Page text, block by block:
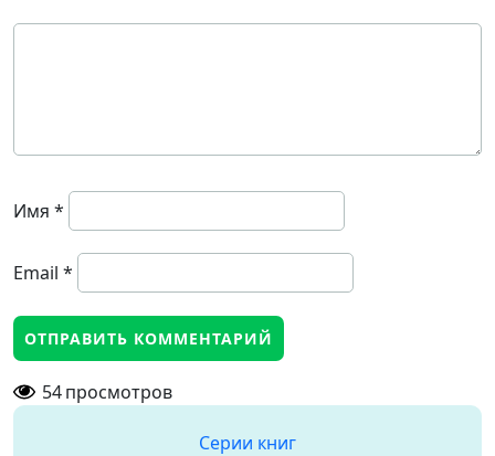
Имя *
Email *
54просмотров
Серии книг